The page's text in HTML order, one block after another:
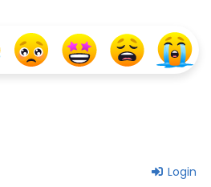
Login